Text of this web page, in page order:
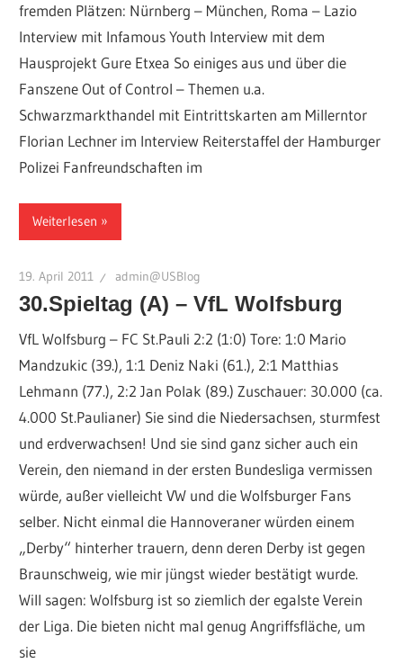
fremden Plätzen: Nürnberg – München, Roma – Lazio
Interview mit Infamous Youth Interview mit dem
Hausprojekt Gure Etxea So einiges aus und über die
Fanszene Out of Control – Themen u.a.
Schwarzmarkthandel mit Eintrittskarten am Millerntor
Florian Lechner im Interview Reiterstaffel der Hamburger
Polizei Fanfreundschaften im
Weiterlesen
19. April 2011 admin@USBlog
30.Spieltag (A) – VfL Wolfsburg
VfL Wolfsburg – FC St.Pauli 2:2 (1:0) Tore: 1:0 Mario
Mandzukic (39.), 1:1 Deniz Naki (61.), 2:1 Matthias
Lehmann (77.), 2:2 Jan Polak (89.) Zuschauer: 30.000 (ca.
4.000 St.Paulianer) Sie sind die Niedersachsen, sturmfest
und erdverwachsen! Und sie sind ganz sicher auch ein
Verein, den niemand in der ersten Bundesliga vermissen
würde, außer vielleicht VW und die Wolfsburger Fans
selber. Nicht einmal die Hannoveraner würden einem
„Derby“ hinterher trauern, denn deren Derby ist gegen
Braunschweig, wie mir jüngst wieder bestätigt wurde.
Will sagen: Wolfsburg ist so ziemlich der egalste Verein
der Liga. Die bieten nicht mal genug Angriffsfläche, um
sie